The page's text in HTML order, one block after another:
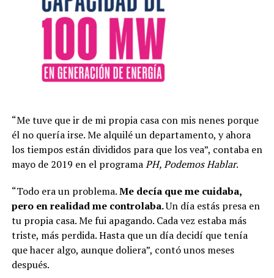
“Me tuve que ir de mi propia casa con mis nenes porque
él no quería irse. Me alquilé un departamento, y ahora
los tiempos están divididos para que los vea”, contaba en
mayo de 2019 en el programaPH, Podemos Hablar.
“Todo era un problema.Me decía que me cuidaba,
pero en realidad me controlaba.Un día estás presa en
tu propia casa. Me fui apagando. Cada vez estaba más
triste, más perdida. Hasta que un día decidí que tenía
que hacer algo, aunque doliera”, contó unos meses
después.